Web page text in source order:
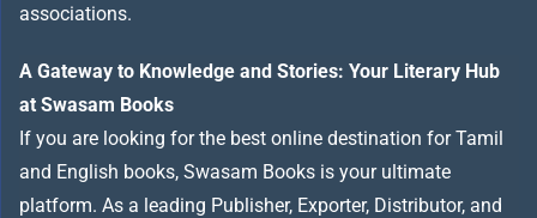
associations.
A Gateway to Knowledge and Stories: Your Literary Hub
at Swasam Books
If you are looking for the best online destination for Tamil
and English books, Swasam Books is your ultimate
platform. As a leading Publisher, Exporter, Distributor, and